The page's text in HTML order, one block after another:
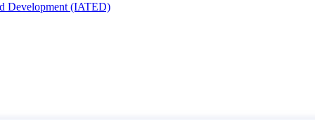
Development (IATED)